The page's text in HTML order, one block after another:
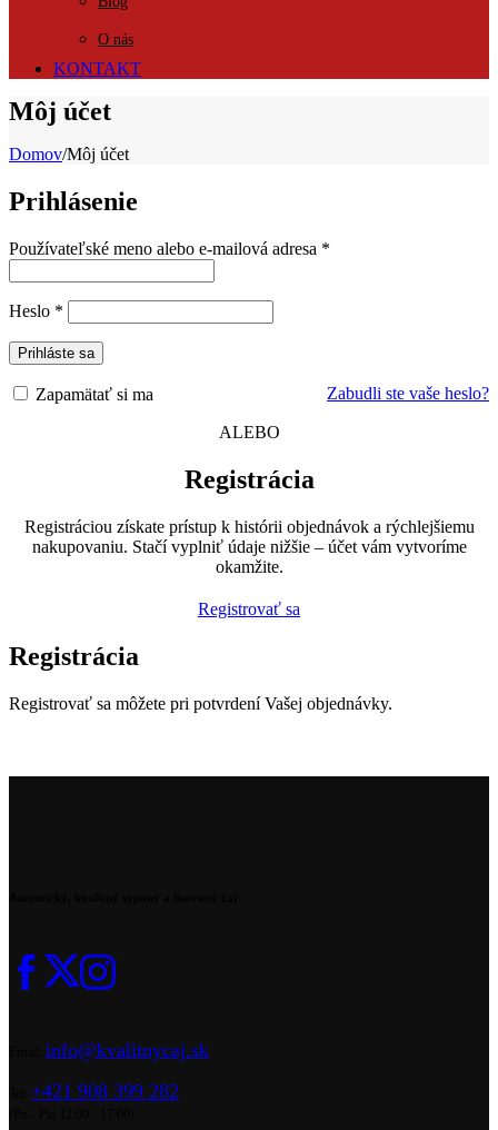
O nás
KONTAKT
Môj účet
Domov/Môj účet
Prihlásenie
Používateľské meno alebo e-mailová adresa *
Heslo *
Prihláste sa
Zabudli ste vaše heslo?
Zapamätať si ma
ALEBO
Registrácia
Registráciou získate prístup k histórii objednávok a rýchlejšiemu
nakupovaniu. Stačí vyplniť údaje nižšie – účet vám vytvoríme
okamžite.
Registrovať sa
Registrácia
Registrovať sa môžete pri potvrdení Vašej objednávky.
info@kvalitnycaj.sk
+421 908 399 282